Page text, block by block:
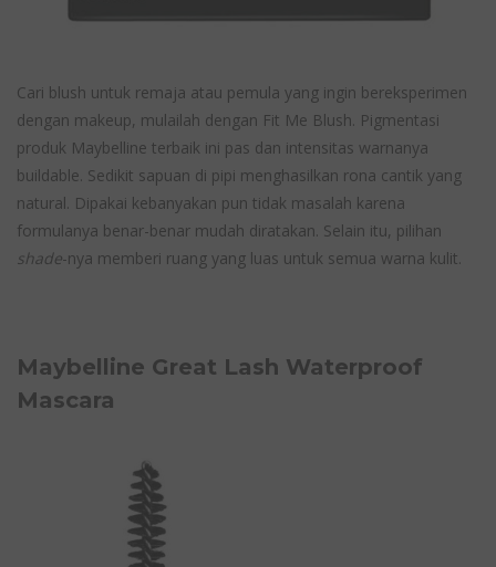
Cari blush untuk remaja atau pemula yang ingin bereksperimen
dengan makeup, mulailah dengan Fit Me Blush. Pigmentasi
produk Maybelline terbaik ini pas dan intensitas warnanya
buildable. Sedikit sapuan di pipi menghasilkan rona cantik yang
natural. Dipakai kebanyakan pun tidak masalah karena
formulanya benar-benar mudah diratakan. Selain itu, pilihan
shade-nya memberi ruang yang luas untuk semua warna kulit.
Maybelline Great Lash Waterproof
Mascara